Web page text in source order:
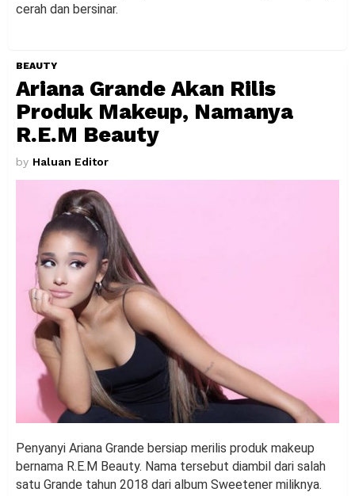
cerah dan bersinar.
BEAUTY
Ariana Grande Akan Rilis
Produk Makeup, Namanya
R.E.M Beauty
by Haluan Editor
Penyanyi Ariana Grande bersiap merilis produk makeup
bernama R.E.M Beauty. Nama tersebut diambil dari salah
satu Grande tahun 2018 dari album Sweetener miliknya.